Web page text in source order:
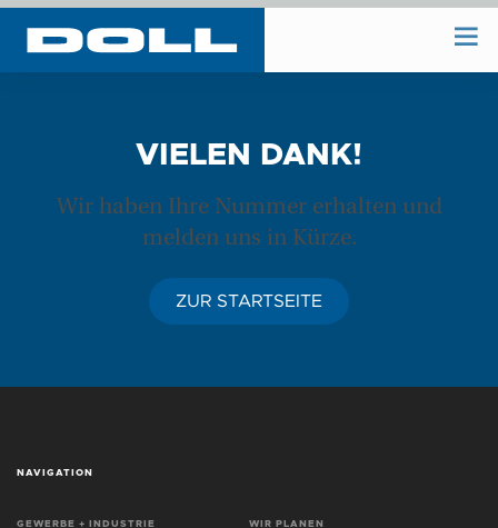
VIELEN DANK!
Wir haben Ihre Nummer erhalten und
melden uns in Kürze.
ZUR STARTSEITE
NAVIGATION
GEWERBE + INDUSTRIE WIR PLANEN